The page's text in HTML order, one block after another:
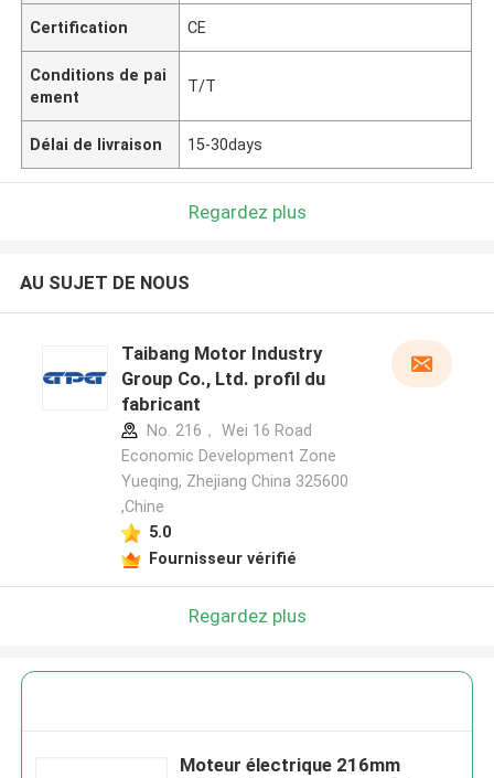
Certification CE
Conditions de pai
ement
T/T
Délai de livraison 15-30days
Regardez plus
AU SUJET DE NOUS
Taibang Motor Industry
Group Co., Ltd. profil du
fabricant
No. 216， Wei 16 Road
Economic Development Zone
Yueqing, Zhejiang China 325600
,Chine
5.0
Fournisseur vérifié
Regardez plus
Moteur électrique 216mm